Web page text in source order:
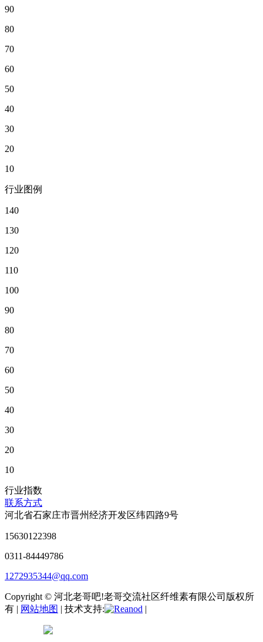
90
80
70
60
50
40
30
20
10
行业图例
140
130
120
110
100
90
80
70
60
50
40
30
20
10
行业指数
联系方式
河北省石家庄市晋州经济开发区纬四路9号
15630122398
0311-84449786
1272935344@qq.com
Copyright © 河北老哥吧!老哥交流社区纤维素有限公司版权所
有 | 网站地图 | 技术支持: |